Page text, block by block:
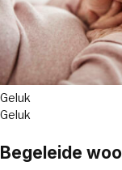
Geluk
Geluk
Begeleide